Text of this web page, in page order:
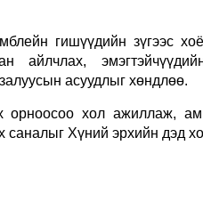
гишүүдийн зүгээс
айлчлах,
асуудлыг хөндлөө.
хол ажиллаж,
саналыг Хүний эрхийн дэд